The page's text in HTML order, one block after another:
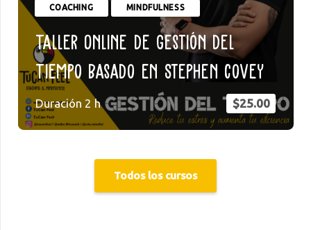
COACHING MINDFULNESS
Taller Online de Gestión del
Tiempo basado en Stephen Covey
Duración 2 h $25.00
Todos los cursos